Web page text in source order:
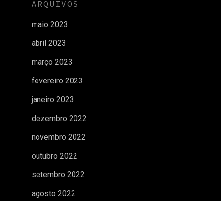
ARQUIVOS
maio 2023
abril 2023
março 2023
fevereiro 2023
janeiro 2023
dezembro 2022
novembro 2022
outubro 2022
setembro 2022
agosto 2022